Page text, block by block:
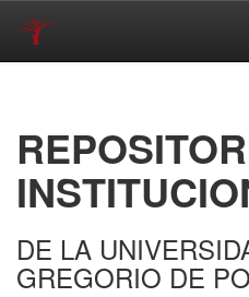
DE LA
GREGORIO DE